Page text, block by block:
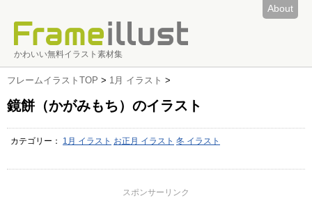
About
かわいい無料イラスト素材集
フレームイラストTOP > 1月 イラスト >
鏡餅（かがみもち）のイラスト
カテゴリー： 1月 イラスト お正月 イラスト 冬 イラスト
スポンサーリンク